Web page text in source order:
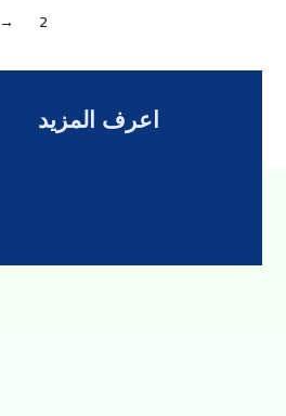
2
→
اعرف المزيد